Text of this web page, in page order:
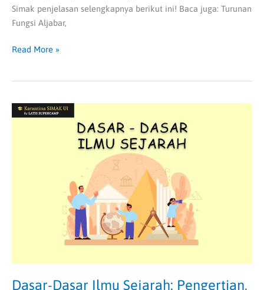
Simak penjelasan selengkapnya berikut ini! Baca juga: Turunan
Fungsi Aljabar,
Read More »
Dasar-Dasar Ilmu Sejarah: Pengertian,
Dasar-
UI
SOSHUM